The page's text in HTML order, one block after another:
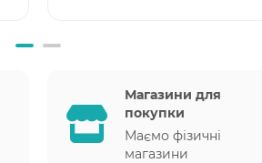
Магазини для
покупки
Маємо фізичні
магазини